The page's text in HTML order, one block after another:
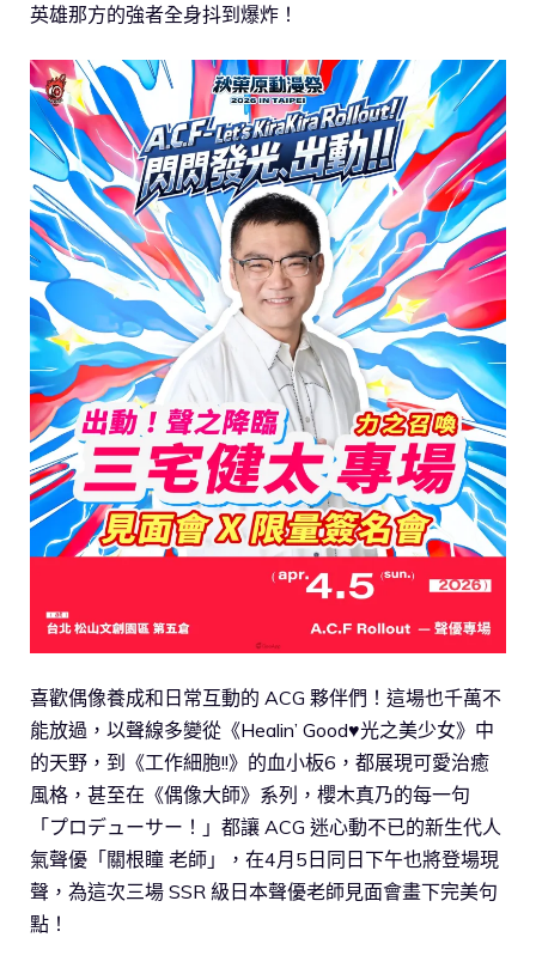
英雄那方的強者全身抖到爆炸！
喜歡偶像養成和日常互動的 ACG 夥伴們！這場也千萬不
能放過，以聲線多變從《Healin’ Good♥光之美少女》中
的天野，到《工作細胞!!》的血小板6，都展現可愛治癒
風格，甚至在《偶像大師》系列，櫻木真乃的每一句
「プロデューサー！」都讓 ACG 迷心動不已的新生代人
氣聲優「關根瞳 老師」，在4月5日同日下午也將登場現
聲，為這次三場 SSR 級日本聲優老師見面會畫下完美句
點！